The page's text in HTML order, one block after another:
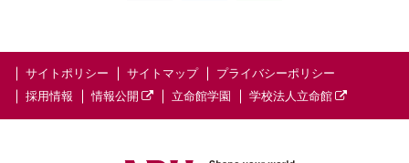
サイトポリシー サイトマップ
プライバシーポリシー
採用情報
情報公開 立命館学園 学校法人立命館